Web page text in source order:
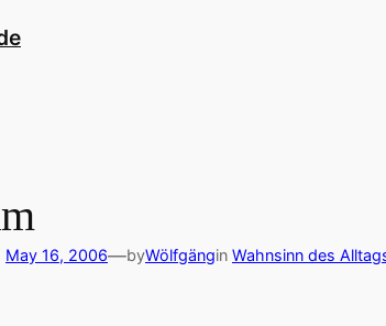
May 16, 2006—byWölfgängin Wahnsinn des